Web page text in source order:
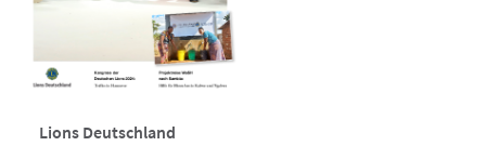
Lions Deutschland